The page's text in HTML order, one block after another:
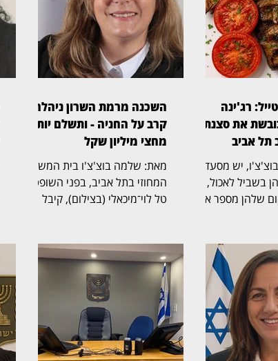
רג'ינה
את סצנת
תל אביב
מאת: שלמה בוצ'צ'ו, יש מסעדות
בשביל לאכול, ויש
שלהן מספר את
כשרה וגינת אירועים במבנה 10
שבנווה צדק,
גינה
לים ומטבח
חומרי גלם, אש
מדויקת. ריקי,
קיבלה את
השכנה מרמת השרון ניהלה
קרב על החניה - ותשלם יותר
מחצי מיליון שקל
מאת: שלמה בוצ'צ'ו בית המשפט
המחוזי בתל אביב, בפני השופטת
טל לוי־מיכאלי (בצילום), קיבל
הדין נקבע כי החניה שבמחלוקת
שייכת לבעלי הדירה שתבעו,
ובעלת דירה אחרת בבניין חויבה
בהוצאות חריגות בסכום כולל של
525 אלף שקל. דן ואילנה
בודובסקי רכשו דירה בבניין ברחוב
ביאליק 22 ברמת השרון, שלה